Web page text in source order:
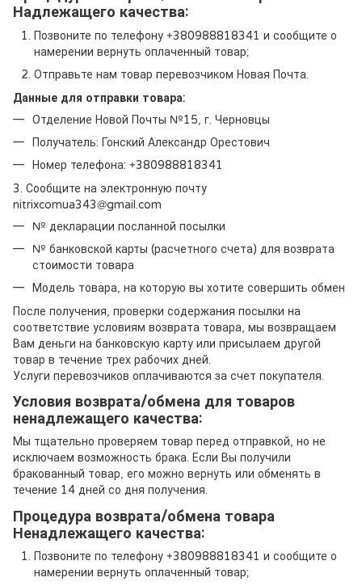
Надлежащего качества:
Позвоните по телефону +380988818341 и сообщите о
намерении вернуть оплаченный товар;
Отправьте нам товар перевозчиком Новая Почта.
Данные для отправки товара:
Отделение Новой Почты №15, г. Черновцы
Получатель: Гонский Александр Орестович
Номер телефона: +380988818341
3. Сообщите на электронную почту
nitrixcomua343@gmail.com
№ декларации посланной посылки
№ банковской карты (расчетного счета) для возврата
стоимости товара
Модель товара, на которую вы хотите совершить обмен
После получения, проверки содержания посылки на
соответствие условиям возврата товара, мы возвращаем
Вам деньги на банковскую карту или присылаем другой
товар в течение трех рабочих дней.
Услуги перевозчиков оплачиваются за счет покупателя.
Условия возврата/обмена для товаров
ненадлежащего качества:
Мы тщательно проверяем товар перед отправкой, но не
исключаем возможность брака. Если Вы получили
бракованный товар, его можно вернуть или обменять в
течение 14 дней со дня получения.
Процедура возврата/обмена товара
Ненадлежащего качества:
Позвоните по телефону +380988818341 и сообщите о
намерении вернуть оплаченный товар;